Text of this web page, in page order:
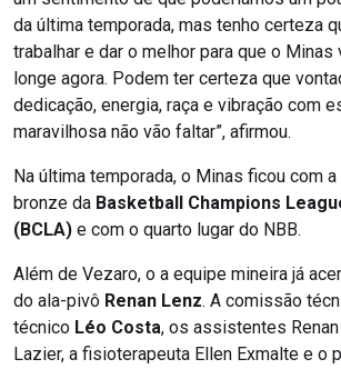
da última temporada, mas tenho certeza
trabalhar e dar o melhor para que o Minas
longe agora. Podem ter certeza que
dedicação, energia, raça e vibração com
maravilhosa não vão faltar”, afirmou.
Na última temporada, o Minas ficou com
bronze da Basketball Champions
(BCLA) e com o quarto lugar do NBB.
Além de Vezaro, o a equipe mineira já
do ala-pivô Renan Lenz. A comissão
técnico Léo Costa, os assistentes
Lazier, a fisioterapeuta Ellen Exmalte e o